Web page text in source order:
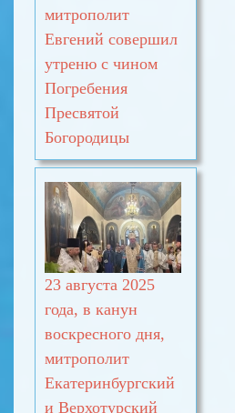
митрополит
Евгений совершил
утреню с чином
Погребения
Пресвятой
Богородицы
23 августа 2025
года, в канун
воскресного дня,
митрополит
Екатеринбургский
и Верхотурский